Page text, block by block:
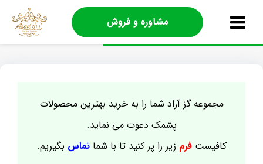
مشاوره و فروش
مجموعه گز آراد شما را به خرید بهترین محصولات
پشمک دعوت می نماید.
کافیستفرم زیر را پر کنید تا با شماتماس بگیریم.